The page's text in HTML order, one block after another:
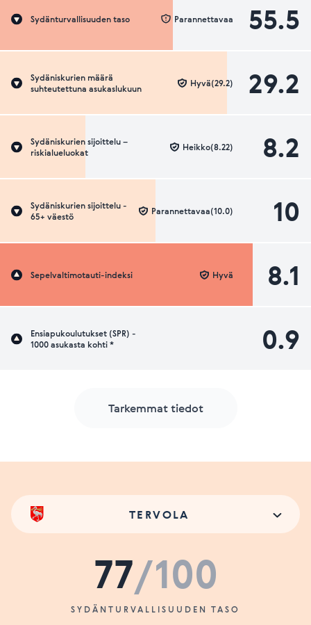
Sydänturvallisuuden taso 55.5
Parannettavaa
Sydäniskurien määrä
suhteutettuna asukaslukuun
29.2
Hyvä(29.2)
Sydäniskurien sijoittelu –
riskialueluokat
8.2
Heikko(8.22)
Sydäniskurien sijoittelu -
65+ väestö
10
Parannettavaa(10.0)
Sepelvaltimotauti-indeksi 8.1
Hyvä
Ensiapukoulutukset (SPR) -
1000 asukasta kohti *
0.9
Tarkemmat tiedot
TERVOLA
77/100
SYDÄNTURVALLISUUDEN TASO